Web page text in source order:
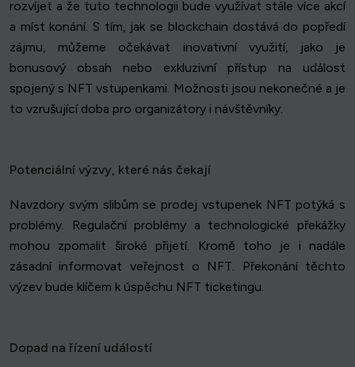
rozvíjet a že tuto technologii bude využívat stále více akcí
a míst konání. S tím, jak se blockchain dostává do popředí
zájmu, můžeme očekávat inovativní využití, jako je
bonusový obsah nebo exkluzivní přístup na událost
spojený s NFT vstupenkami. Možnosti jsou nekonečné a je
to vzrušující doba pro organizátory i návštěvníky.
Potenciální výzvy, které nás čekají
Navzdory svým slibům se prodej vstupenek NFT potýká s
problémy. Regulační problémy a technologické překážky
mohou zpomalit široké přijetí. Kromě toho je i nadále
zásadní informovat veřejnost o NFT. Překonání těchto
výzev bude klíčem k úspěchu NFT ticketingu.
Dopad na řízení událostí